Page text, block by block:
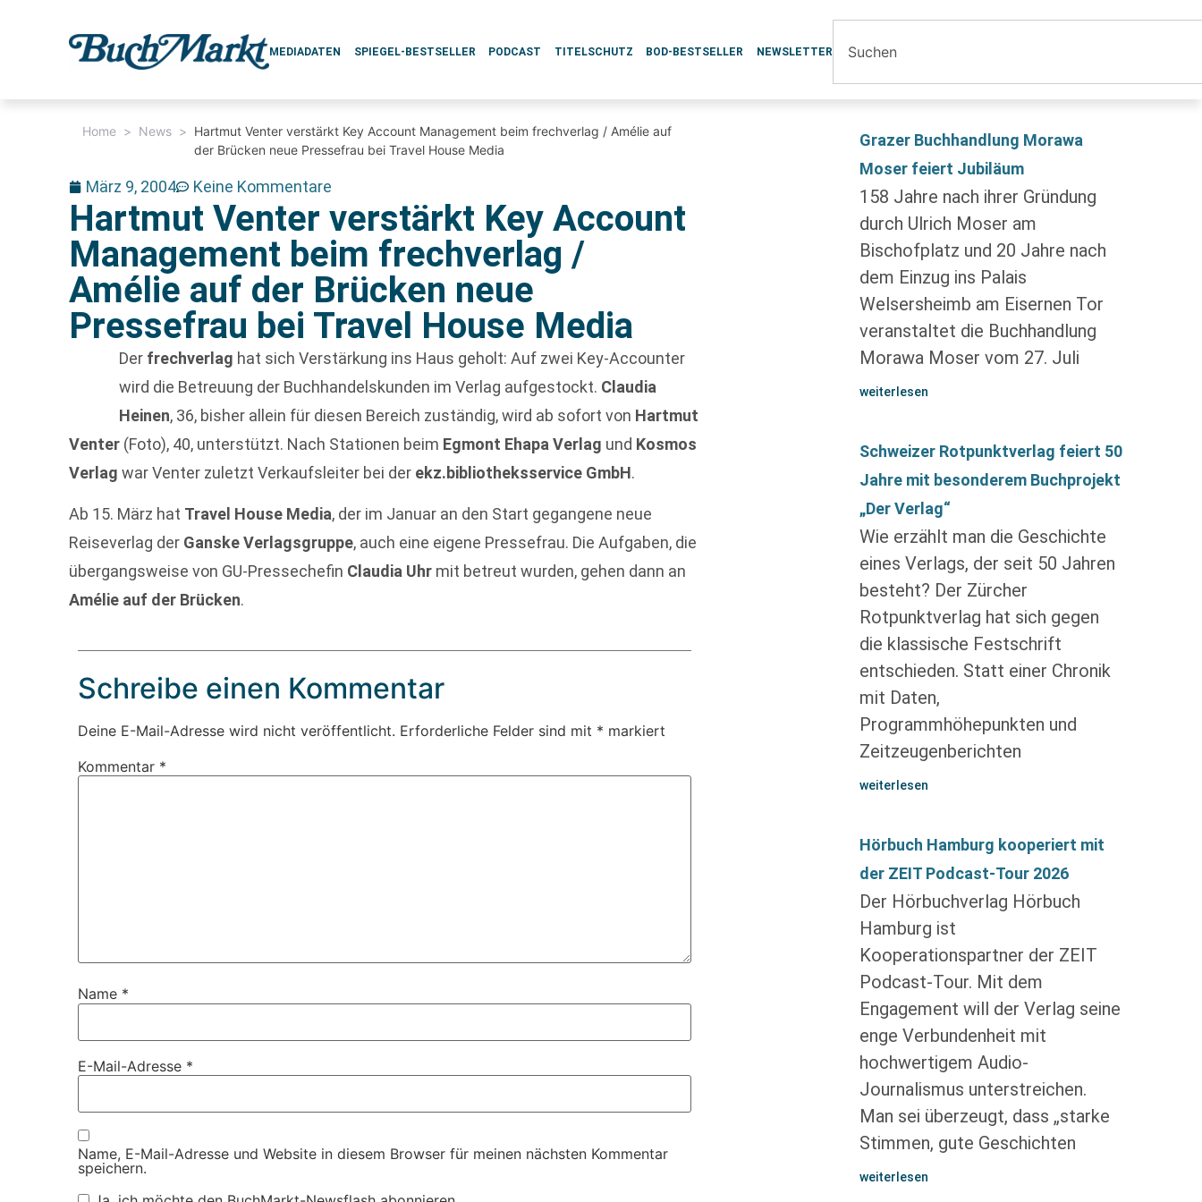
MEDIADATEN SPIEGEL-BESTSELLER PODCAST TITELSCHUTZ BOD-BESTSELLER NEWSLETTER
Home > News > Hartmut Venter verstärkt Key Account Management beim frechverlag / Amélie auf
der Brücken neue Pressefrau bei Travel House Media
März 9, 2004 Keine Kommentare
Hartmut Venter verstärkt Key Account
Management beim frechverlag /
Amélie auf der Brücken neue
Pressefrau bei Travel House Media
Der frechverlag hat sich Verstärkung ins Haus geholt: Auf zwei Key-Accounter
wird die Betreuung der Buchhandelskunden im Verlag aufgestockt. Claudia
Heinen, 36, bisher allein für diesen Bereich zuständig, wird ab sofort von Hartmut
Venter (Foto), 40, unterstützt. Nach Stationen beim Egmont Ehapa Verlag und Kosmos
Verlag war Venter zuletzt Verkaufsleiter bei der ekz.bibliotheksservice GmbH.
Ab 15. März hat Travel House Media, der im Januar an den Start gegangene neue
Reiseverlag der Ganske Verlagsgruppe, auch eine eigene Pressefrau. Die Aufgaben, die
übergangsweise von GU-Pressechefin Claudia Uhr mit betreut wurden, gehen dann an
Amélie auf der Brücken.
Schreibe einen Kommentar
Deine E-Mail-Adresse wird nicht veröffentlicht. Erforderliche Felder sind mit * markiert
Kommentar *
Name *
E-Mail-Adresse *
Name, E-Mail-Adresse und Website in diesem Browser für meinen nächsten Kommentar
speichern.
Grazer Buchhandlung Morawa
Moser feiert Jubiläum
158 Jahre nach ihrer Gründung
durch Ulrich Moser am
Bischofplatz und 20 Jahre nach
dem Einzug ins Palais
Welsersheimb am Eisernen Tor
veranstaltet die Buchhandlung
Morawa Moser vom 27. Juli
weiterlesen
Schweizer Rotpunktverlag feiert 50
Jahre mit besonderem Buchprojekt
„Der Verlag“
Wie erzählt man die Geschichte
eines Verlags, der seit 50 Jahren
besteht? Der Zürcher
Rotpunktverlag hat sich gegen
die klassische Festschrift
entschieden. Statt einer Chronik
mit Daten,
Programmhöhepunkten und
Zeitzeugenberichten
weiterlesen
Hörbuch Hamburg kooperiert mit
der ZEIT Podcast-Tour 2026
Der Hörbuchverlag Hörbuch
Hamburg ist
Kooperationspartner der ZEIT
Podcast-Tour. Mit dem
Engagement will der Verlag seine
enge Verbundenheit mit
hochwertigem Audio-
Journalismus unterstreichen.
Man sei überzeugt, dass „starke
Stimmen, gute Geschichten
weiterlesen